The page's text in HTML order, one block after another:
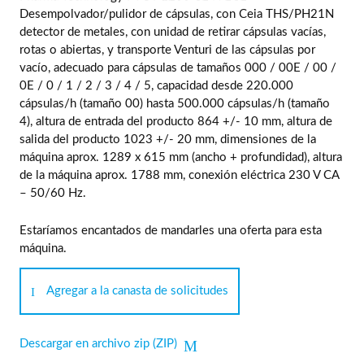
Desempolvador/pulidor de cápsulas, con Ceia THS/PH21N
detector de metales, con unidad de retirar cápsulas vacías,
rotas o abiertas, y transporte Venturi de las cápsulas por
vacío, adecuado para cápsulas de tamaños 000 / 00E / 00 /
0E / 0 / 1 / 2 / 3 / 4 / 5, capacidad desde 220.000
cápsulas/h (tamaño 00) hasta 500.000 cápsulas/h (tamaño
4), altura de entrada del producto 864 +/- 10 mm, altura de
salida del producto 1023 +/- 20 mm, dimensiones de la
máquina aprox. 1289 x 615 mm (ancho + profundidad), altura
de la máquina aprox. 1788 mm, conexión eléctrica 230 V CA
– 50/60 Hz.
Estaríamos encantados de mandarles una oferta para esta
máquina.
Agregar a la canasta de solicitudes
Descargar en archivo zip (ZIP)